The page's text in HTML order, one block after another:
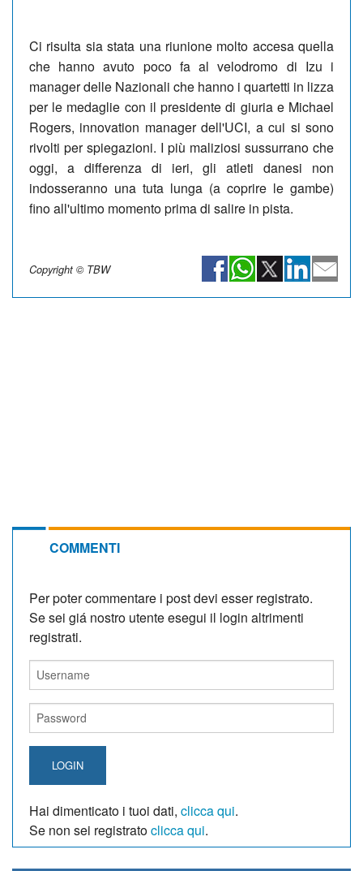
Ci risulta sia stata una riunione molto accesa quella
che hanno avuto poco fa al velodromo di Izu i
manager delle Nazionali che hanno i quartetti in lizza
per le medaglie con il presidente di giuria e Michael
Rogers, innovation manager dell'UCI, a cui si sono
rivolti per spiegazioni. I più maliziosi sussurrano che
oggi, a differenza di ieri, gli atleti danesi non
indosseranno una tuta lunga (a coprire le gambe)
fino all'ultimo momento prima di salire in pista.
Copyright © TBW
COMMENTI
Per poter commentare i post devi esser registrato.
Se sei giá nostro utente esegui il login altrimenti
registrati.
LOGIN
Hai dimenticato i tuoi dati, clicca qui.
Se non sei registratoclicca qui.